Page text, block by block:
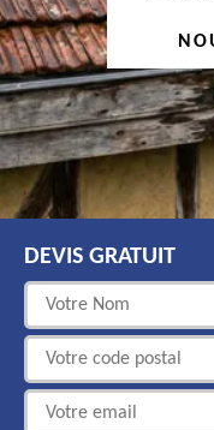
DEVIS GRATUIT